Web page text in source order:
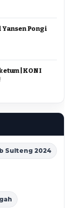
Pongi
| KONI
Sulteng 2024